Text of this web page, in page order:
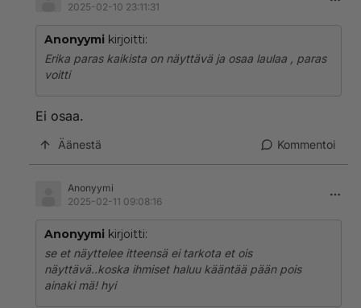
2025-02-10 23:11:31
Anonyymi kirjoitti:
Erika paras kaikista on näyttävä ja osaa laulaa , paras
voitti
Ei osaa.
Äänestä Kommentoi
Anonyymi
2025-02-11 09:08:16
Anonyymi kirjoitti:
se et näyttelee itteensä ei tarkota et ois
näyttävä..koska ihmiset haluu kääntää pään pois
ainaki mä! hyi